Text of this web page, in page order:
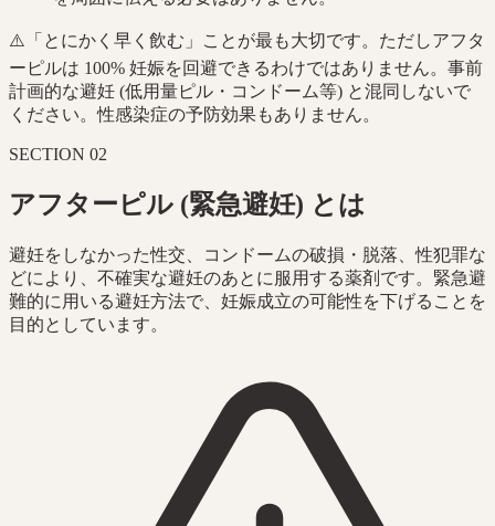
⚠️ 「とにかく早く飲む」ことが最も大切です。ただしアフタ
ーピルは 100% 妊娠を回避できるわけではありません。事前
計画的な避妊 (低用量ピル・コンドーム等) と混同しないで
ください。性感染症の予防効果もありません。
SECTION 02
アフターピル (緊急避妊) とは
避妊をしなかった性交、コンドームの破損・脱落、性犯罪な
どにより、不確実な避妊のあとに服用する薬剤です。緊急避
難的に用いる避妊方法で、妊娠成立の可能性を下げることを
目的としています。